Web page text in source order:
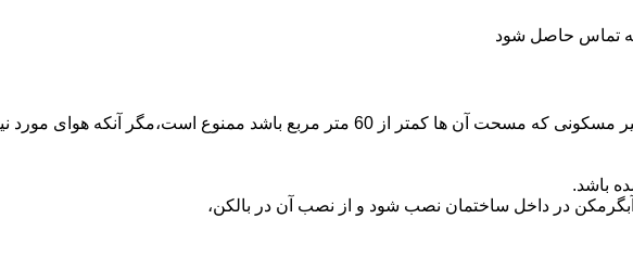
تماس حاصل شود
نصب وسایل گاز سوز پر مصرف مانند آبگرمکن در واحدهای مسکونی و غیر مسکونی که مسحت آن ها کمتر از 60
در داخل ساختمان نصب شود و از نصب آن در بالکن،